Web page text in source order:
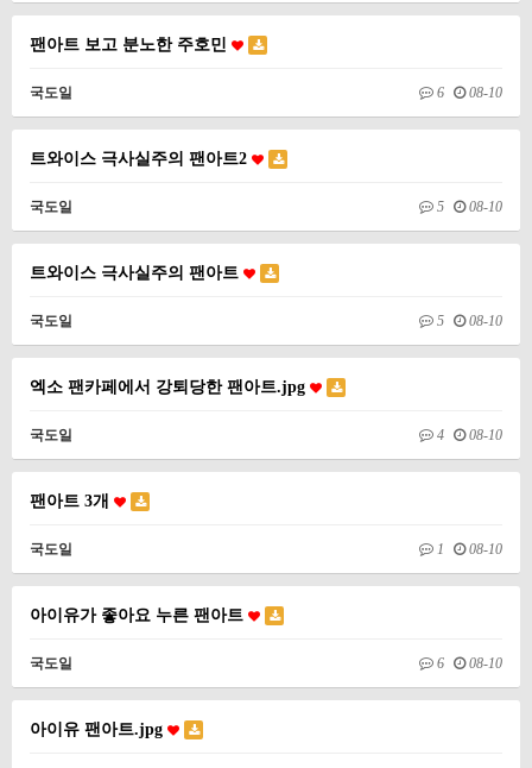
팬아트 보고 분노한 주호민
국도일 6 08-10
트와이스 극사실주의 팬아트2
국도일 5 08-10
트와이스 극사실주의 팬아트
국도일 5 08-10
엑소 팬카페에서 강퇴당한 팬아트.jpg
국도일 4 08-10
팬아트 3개
국도일 1 08-10
아이유가 좋아요 누른 팬아트
국도일 6 08-10
아이유 팬아트.jpg